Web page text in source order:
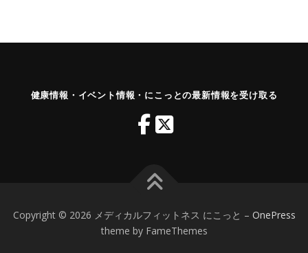
健康情報・イベント情報・にこっとの最新情報を受け取る
Copyright © 2026 メディカルフィットネス にこっと – OnePress
theme by FameThemes